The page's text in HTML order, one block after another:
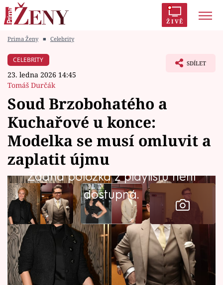
ŽIVĚ
Módní alarm
Témata
Celebrity
Vztahy
Seriály
Horoskopy
Sledujte prima+
Filmový festival Karlovy Vary
Prima Ženy ■ Celebrity
CELEBRITY
23. ledna 2026 14:45
Tomáš Durčák
SDÍLET
Soud Brzobohatého a
Kuchařové u konce:
Modelka se musí omluvit a
zaplatit újmu
Žádná položka z playlistu není
dostupná.
Déle než dva roky Ondřej Brzobohatý, který
na svou exmanželku Taťánu Kuchařovou
podal žalobu pro pomluvu, čekal na